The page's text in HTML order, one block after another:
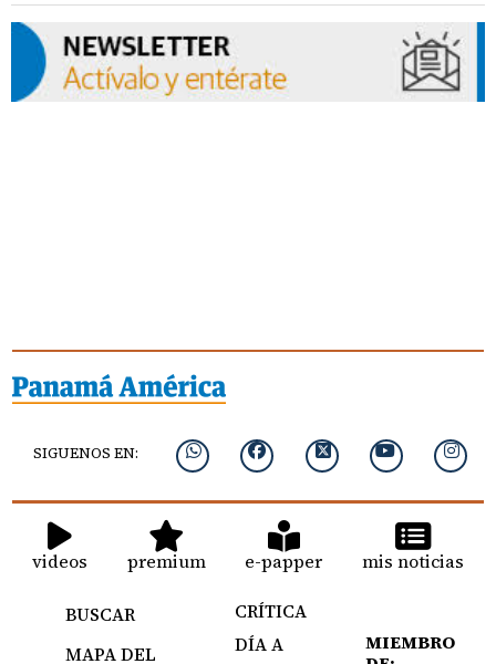
SIGUENOS EN:
videos premium e-papper mis noticias
BUSCAR
MAPA DEL
CRÍTICA
DÍA A
MIEMBRO